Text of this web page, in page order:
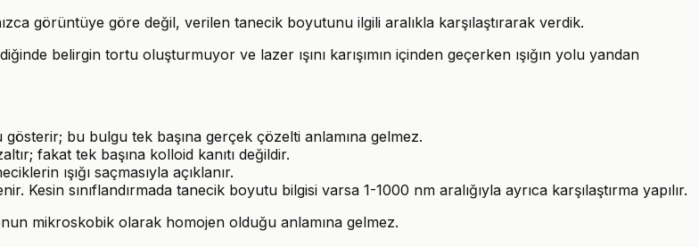
görüntüye göre değil, verilen tanecik boyutunu ilgili aralıkla karşılaştırarak verdik.
belirgin tortu oluşturmuyor ve lazer ışını karışımın içinden geçerken ışığın yolu yandan
bu bulgu tek başına gerçek çözelti anlamına gelmez.
fakat tek başına kolloid kanıtı değildir.
ışığı saçmasıyla açıklanır.
Kesin sınıflandırmada tanecik boyutu bilgisi varsa 1-1000 nm aralığıyla ayrıca karşılaştırma yapılır.
mikroskobik olarak homojen olduğu anlamına gelmez.